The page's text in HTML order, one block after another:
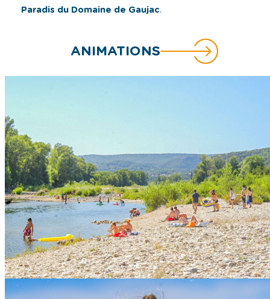
Paradis du Domaine de Gaujac.
ANIMATIONS